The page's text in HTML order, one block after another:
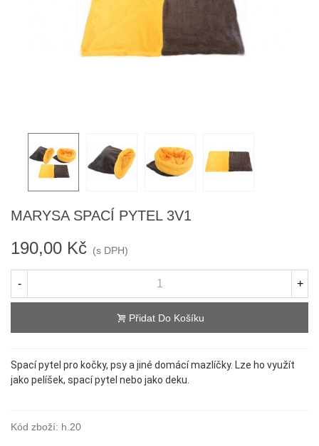
MARYSA SPACÍ PYTEL 3V1
190,00 Kč (s DPH)
- +
Přidat Do Košíku
Spací pytel pro kočky, psy a jiné domácí mazlíčky. Lze ho využít
jako pelíšek, spací pytel nebo jako deku.
Kód zboží: h.20